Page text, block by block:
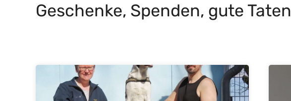
Geschenke, Spenden, gute Taten